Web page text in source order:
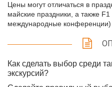
Цены могут отличаться в
майские праздники, а также F1
международные конференции)
Как сделать выбор среди
экскурсий?